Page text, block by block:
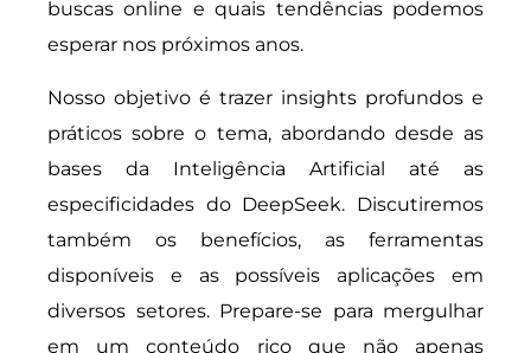
buscas online e quais tendências podemos
esperar nos próximos anos.
Nosso objetivo é trazer insights profundos e
práticos sobre o tema, abordando desde as
bases da Inteligência Artificial até as
especificidades do DeepSeek. Discutiremos
também os benefícios, as ferramentas
disponíveis e as possíveis aplicações em
diversos setores. Prepare-se para mergulhar
em um conteúdo rico que não apenas